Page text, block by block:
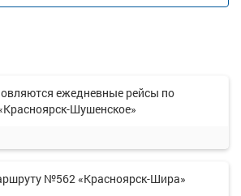
ежедневные рейсы по
Шушенское»
№562 «Красноярск-Шира»